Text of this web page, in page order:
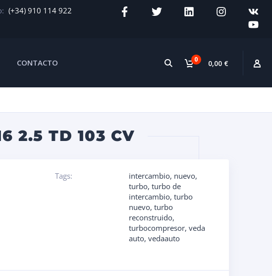
(+34) 910 114 922
0 0,00 €
CONTACTO
2.5 TD 103 CV
Tags: intercambio, nuevo,
turbo, turbo de
intercambio, turbo
nuevo, turbo
reconstruido,
turbocompresor, veda
auto, vedaauto